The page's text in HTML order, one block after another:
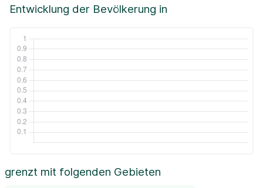
Entwicklung der Bevölkerung in
grenzt mit folgenden Gebieten